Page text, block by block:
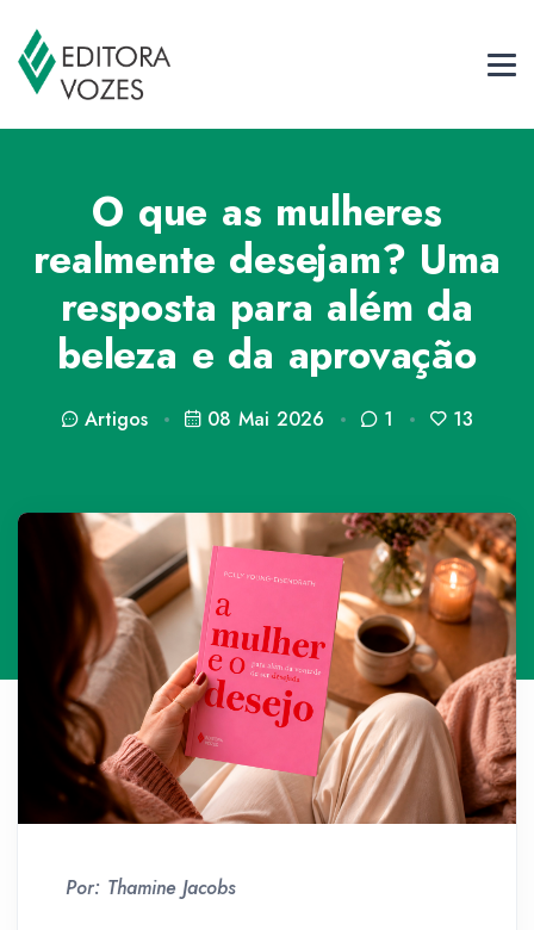
O que as mulheres
realmente desejam? Uma
resposta para além da
beleza e da aprovação
Artigos 08 Mai 2026 1 13
Por: Thamine Jacobs